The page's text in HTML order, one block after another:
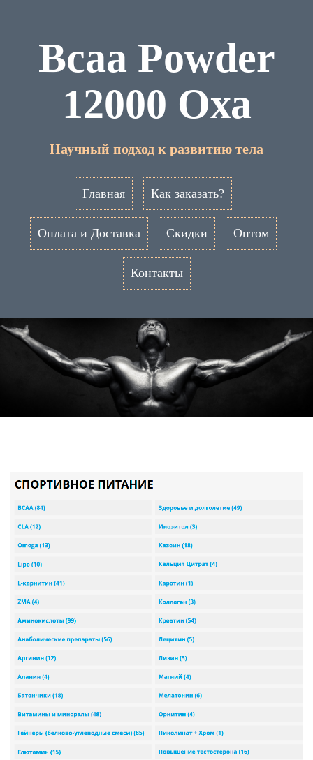
Bcaa Powder
12000 Оха
Научный подход к развитию тела
Главная Как заказать?
Оплата и Доставка Скидки Оптом
Контакты